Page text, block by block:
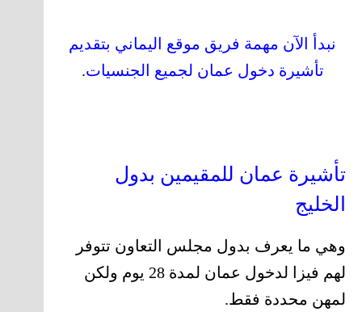
نبدأ الآن مهمة فريق موقع اليماني بتقديم
تأشيرة دخول عمان لجميع الجنسيات.
تأشيرة عمان للمقيمين بدول
الخليج
وهي ما يعرف بدول مجلس التعاون تتوفر
لهم فيزا لدخول عمان لمدة 28 يوم ولكن
لمهن محددة فقط.